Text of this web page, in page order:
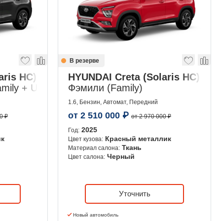
HC)
+ Ultra)
₽
В резерве
HYUNDAI Creta (Solaris HC)
Фэмили (Family)
1.6, Бензин, Автомат, Передний
от 2 510 000 ₽ от 2 970 000 ₽
Год: 2025
Цвет кузова: Красный металлик
Материал салона: Ткань
Цвет салона: Черный
Уточнить
Новый автомобиль